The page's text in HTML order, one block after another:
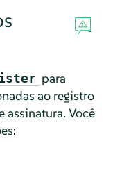
para
ao registro
assinatura. Você